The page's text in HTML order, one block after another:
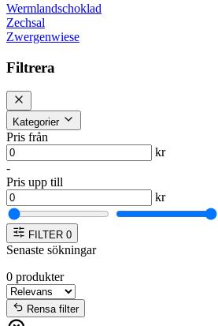
Wermlandschoklad
Zechsal
Zwergenwiese
Filtrera
Kategorier
Pris från
kr
-
Pris upp till
kr
FILTER 0
Senaste sökningar
0 produkter
Rensa filter